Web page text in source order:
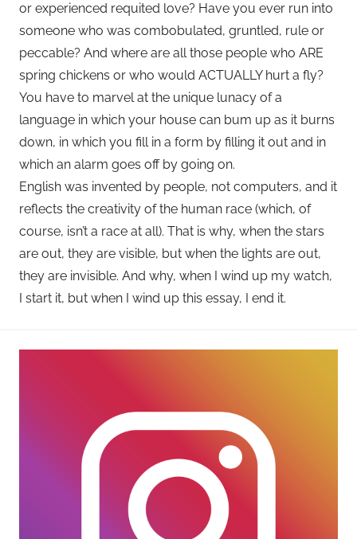
or experienced requited love? Have you ever run into
someone who was combobulated, gruntled, rule or
peccable? And where are all those people who ARE
spring chickens or who would ACTUALLY hurt a fly?
You have to marvel at the unique lunacy of a
language in which your house can bum up as it burns
down, in which you fill in a form by filling it out and in
which an alarm goes off by going on.
English was invented by people, not computers, and it
reflects the creativity of the human race (which, of
course, isn’t a race at all). That is why, when the stars
are out, they are visible, but when the lights are out,
they are invisible. And why, when I wind up my watch,
I start it, but when I wind up this essay, I end it.